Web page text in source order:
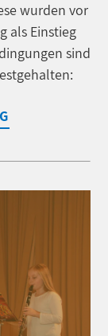
wurden vor
als Einstieg
sind